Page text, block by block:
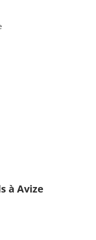
à Avize